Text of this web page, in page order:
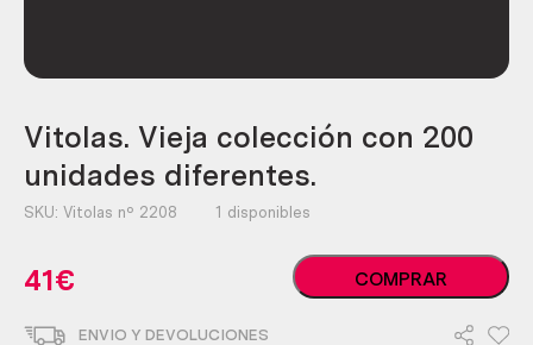
Vitolas. Vieja colección con 200
unidades diferentes.
SKU: Vitolas nº 2208 1 disponibles
41€
Vitolas.
Vieja
COMPRAR
ENVIO Y DEVOLUCIONES